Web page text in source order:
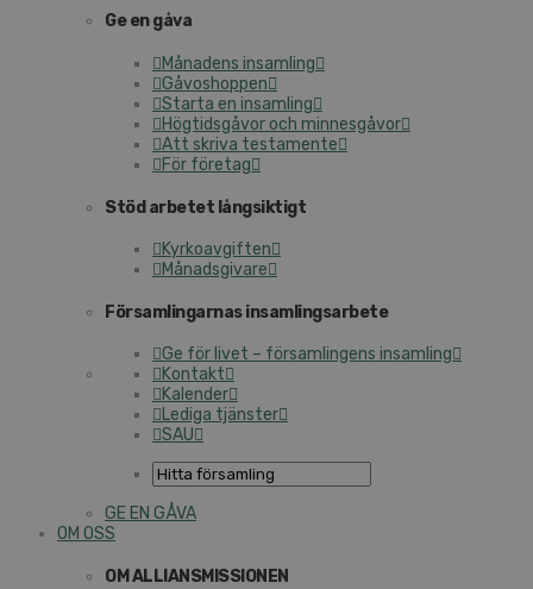
Ge en gåva
Månadens insamling
Gåvoshoppen
Starta en insamling
Högtidsgåvor och minnesgåvor
Att skriva testamente
För företag
Stöd arbetet långsiktigt
Kyrkoavgiften
Månadsgivare
Församlingarnas insamlingsarbete
Ge för livet – församlingens insamling
Kontakt
Kalender
Lediga tjänster
SAU
GE EN GÅVA
OM OSS
OM ALLIANSMISSIONEN